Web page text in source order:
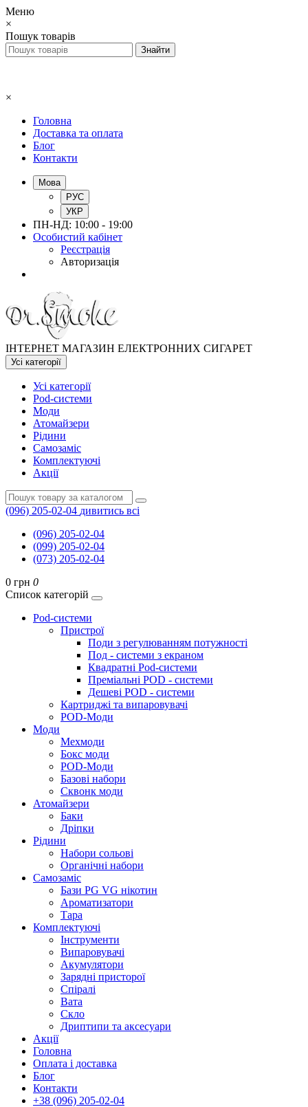
Меню
×
Пошук товарів
×
Головна
Доставка та оплата
Блог
Контакти
Мова
РУС
УКР
ПН-НД: 10:00 - 19:00
Особистий кабінет
Реєстрація
Авторизація
ІНТЕРНЕТ МАГАЗИН ЕЛЕКТРОННИХ СИГАРЕТ
Усі категорії
Усі категорії
Pod-системи
Моди
Атомайзери
Рідини
Самозаміс
Комплектуючі
Акції
(096) 205-02-04 дивитись всі
(096) 205-02-04
(099) 205-02-04
(073) 205-02-04
0 грн 0
Список категорій
Pod-системи
Пристрої
Поди з регулюванням потужності
Под - системи з екраном
Квадратні Pod-системи
Преміальні POD - системи
Дешеві POD - системи
Картриджі та випаровувачі
POD-Моди
Моди
Мехмоди
Бокс моди
POD-Моди
Базові набори
Сквонк моди
Атомайзери
Баки
Дріпки
Рідини
Набори сольові
Органічні набори
Самозаміс
Бази PG VG нікотин
Ароматизатори
Тара
Комплектуючі
Інструменти
Випаровувачі
Акумулятори
Зарядні присторої
Спіралі
Вата
Скло
Дриптипи та аксесуари
Акції
Головна
Оплата і доставка
Блог
Контакти
+38 (096) 205-02-04